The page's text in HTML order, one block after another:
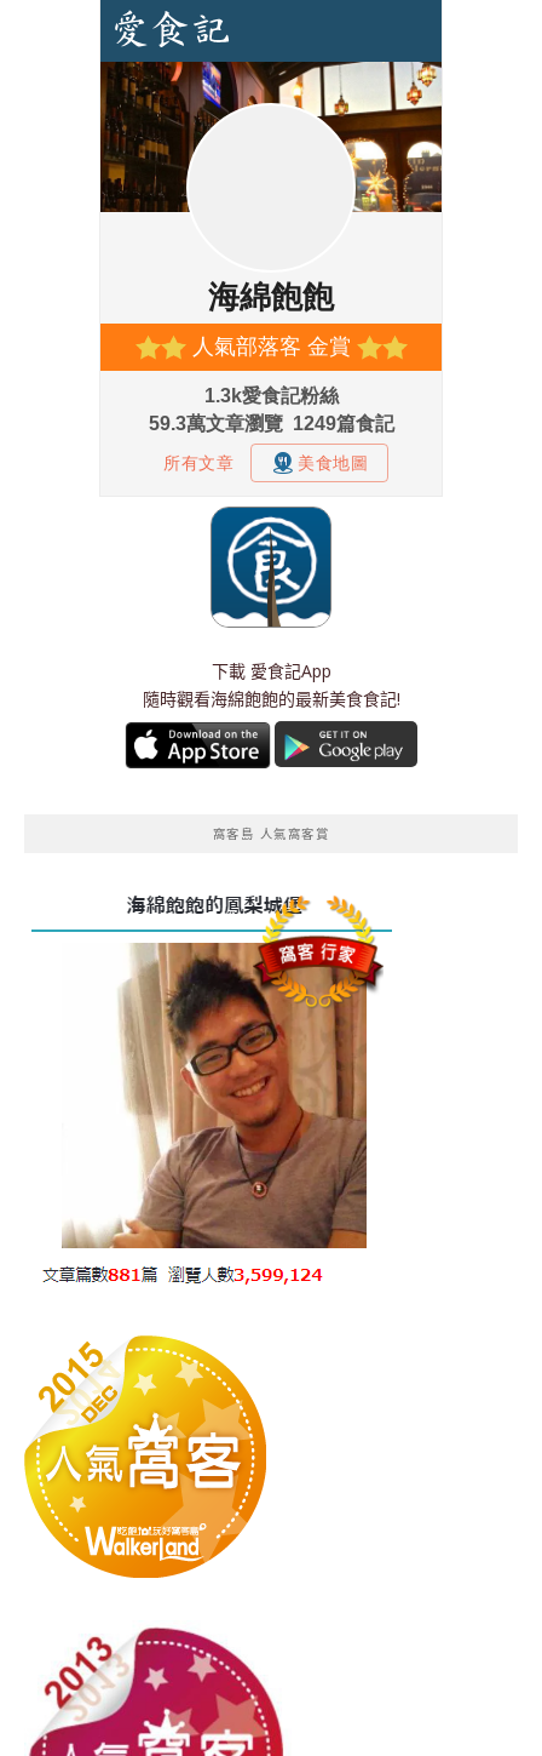
下載 愛食記App
隨時觀看海綿飽飽的最新美食食記!
窩客島 人氣窩客賞